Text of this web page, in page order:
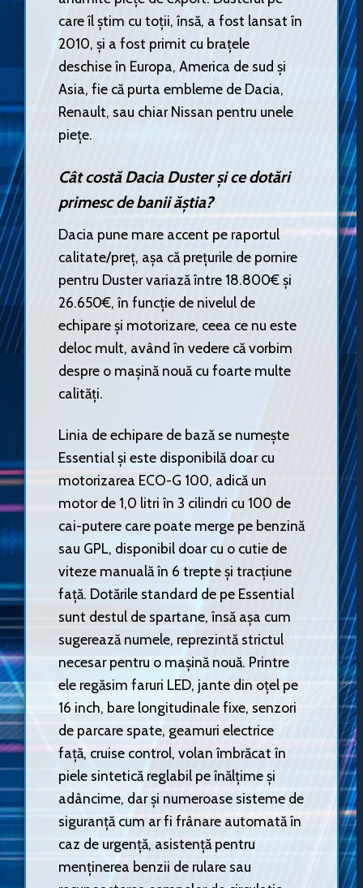
care îl știm cu toții, însă, a fost lansat în
2010, și a fost primit cu brațele
deschise în Europa, America de sud și
Asia, fie că purta embleme de Dacia,
Renault, sau chiar Nissan pentru unele
piețe.
Cât costă Dacia Duster și ce dotări
primesc de banii ăștia?
Dacia pune mare accent pe raportul
calitate/preț, așa că prețurile de pornire
pentru Duster variază între 18.800€ și
26.650€, în funcție de nivelul de
echipare și motorizare, ceea ce nu este
deloc mult, având în vedere că vorbim
despre o mașină nouă cu foarte multe
calități.
Linia de echipare de bază se numește
Essential și este disponibilă doar cu
motorizarea ECO-G 100, adică un
motor de 1,0 litri în 3 cilindri cu 100 de
cai-putere care poate merge pe benzină
sau GPL, disponibil doar cu o cutie de
viteze manuală în 6 trepte și tracțiune
față. Dotările standard de pe Essential
sunt destul de spartane, însă așa cum
sugerează numele, reprezintă strictul
necesar pentru o mașină nouă. Printre
ele regăsim faruri LED, jante din oțel pe
16 inch, bare longitudinale fixe, senzori
de parcare spate, geamuri electrice
față, cruise control, volan îmbrăcat în
piele sintetică reglabil pe înălțime și
adâncime, dar și numeroase sisteme de
siguranță cum ar fi frânare automată în
caz de urgență, asistență pentru
menținerea benzii de rulare sau